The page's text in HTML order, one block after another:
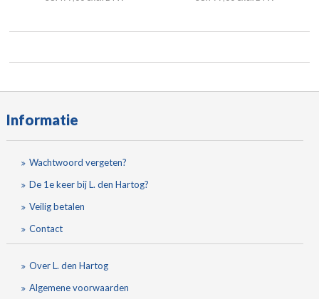
Informatie
Wachtwoord vergeten?
De 1e keer bij L. den Hartog?
Veilig betalen
Contact
Over L. den Hartog
Algemene voorwaarden